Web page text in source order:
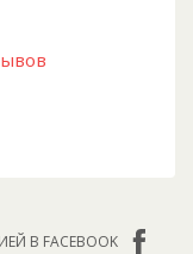
В FACEBOOK